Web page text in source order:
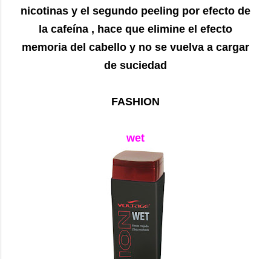
nicotinas y el segundo peeling por efecto de
la cafeína , hace que elimine el efecto
memoria del cabello y no se vuelva a cargar
de suciedad
FASHION
wet